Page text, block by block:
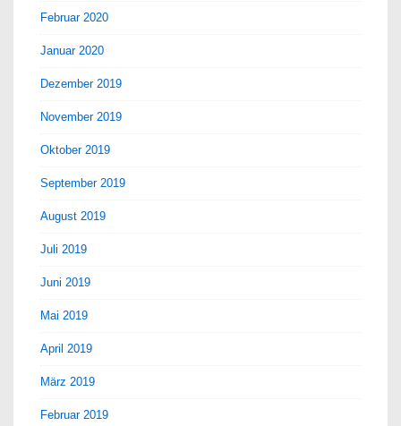
Februar 2020
Januar 2020
Dezember 2019
November 2019
Oktober 2019
September 2019
August 2019
Juli 2019
Juni 2019
Mai 2019
April 2019
März 2019
Februar 2019